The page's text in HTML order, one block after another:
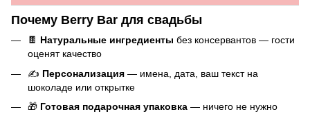
обращаться не позже чем за 2 недели до свадьбы.
заказов бонбоньерок — лучше за 2 недели, чтобы было
достаточно времени на изготовление и доставку.
Почему Berry Bar для свадьбы
🍫 Натуральные ингредиенты без консервантов — гости
оценят качество
✍️ Персонализация — имена, дата, ваш текст на
шоколаде или открытке
🎁 Готовая подарочная упаковка — ничего не нужно